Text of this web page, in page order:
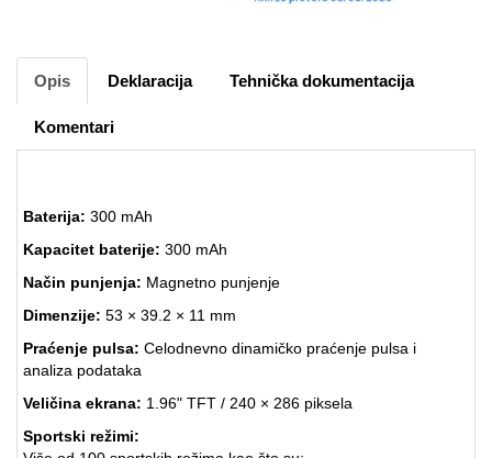
Opis Deklaracija Tehnička dokumentacija
Komentari
Baterija: 300 mAh
Kapacitet baterije: 300 mAh
Način punjenja: Magnetno punjenje
Dimenzije: 53 × 39.2 × 11 mm
Praćenje pulsa: Celodnevno dinamičko praćenje pulsa i
analiza podataka
Veličina ekrana: 1.96" TFT / 240 × 286 piksela
Sportski režimi: